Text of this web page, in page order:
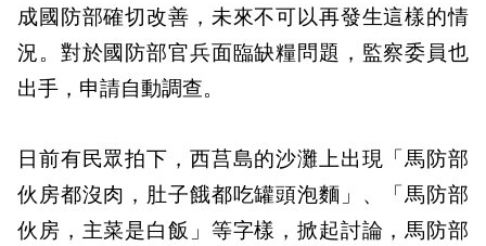
成國防部確切改善，未來不可以再發生這樣的情
況。對於國防部官兵面臨缺糧問題，監察委員也
出手，申請自動調查。
日前有民眾拍下，西莒島的沙灘上出現「馬防部
伙房都沒肉，肚子餓都吃罐頭泡麵」、「馬防部
伙房，主菜是白飯」等字樣，掀起討論，馬防部